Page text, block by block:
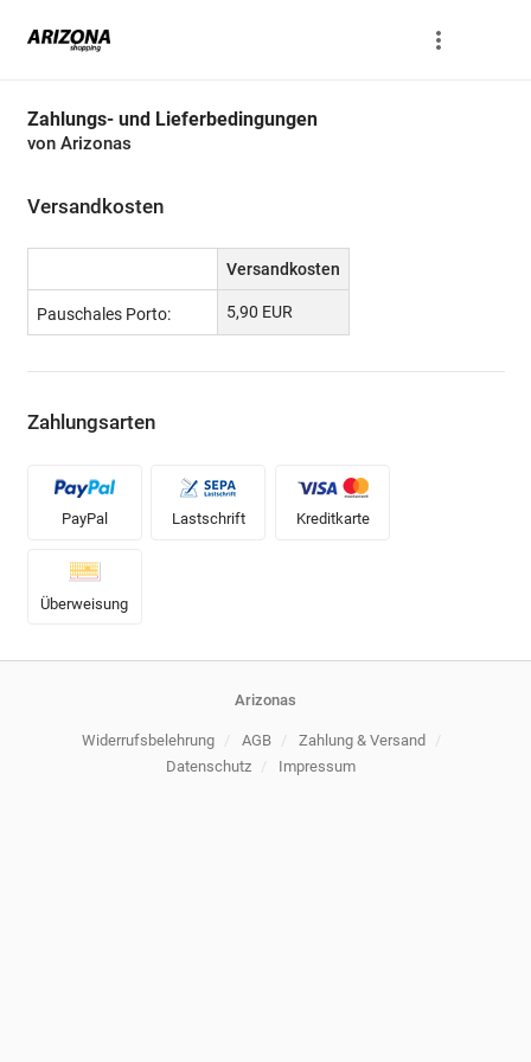
Zahlungs- und Lieferbedingungen
von Arizonas
Versandkosten
Versandkosten
Pauschales Porto: 5,90 EUR
Zahlungsarten
PayPal Lastschrift Kreditkarte
Überweisung
Arizonas
Widerrufsbelehrung / AGB / Zahlung & Versand /
Datenschutz / Impressum